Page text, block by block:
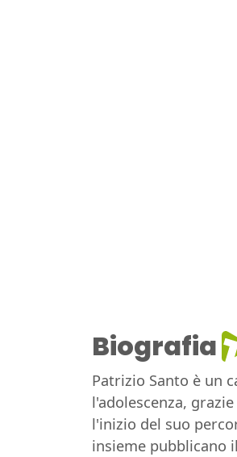
Biografia
Patrizio Santo è un
l'adolescenza,
l'inizio del suo
insieme pubblicano